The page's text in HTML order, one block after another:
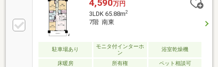
4,590万円
3LDK 65.88m2
7階 南東
駐車場あり
モニタ付インターホ
ン
浴室乾燥機
床暖房 所有権 ペット相談可